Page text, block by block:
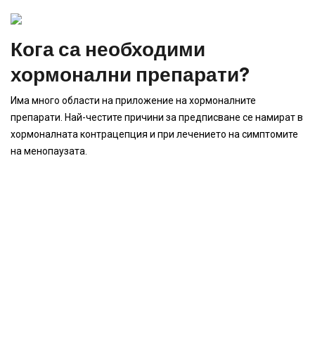
Кога са необходими
хормонални препарати?
Има много области на приложение на хормоналните
препарати. Най-честите причини за предписване се намират в
хормоналната контрацепция и при лечението на симптомите
на менопаузата.